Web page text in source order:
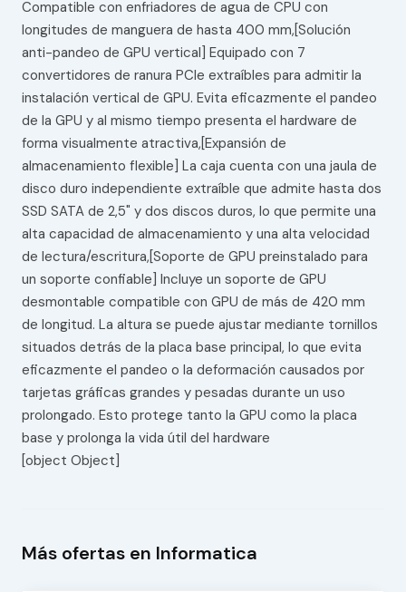
Compatible con enfriadores de agua de CPU con
longitudes de manguera de hasta 400 mm,[Solución
anti-pandeo de GPU vertical] Equipado con 7
convertidores de ranura PCIe extraíbles para admitir la
instalación vertical de GPU. Evita eficazmente el pandeo
de la GPU y al mismo tiempo presenta el hardware de
forma visualmente atractiva,[Expansión de
almacenamiento flexible] La caja cuenta con una jaula de
disco duro independiente extraíble que admite hasta dos
SSD SATA de 2,5" y dos discos duros, lo que permite una
alta capacidad de almacenamiento y una alta velocidad
de lectura/escritura,[Soporte de GPU preinstalado para
un soporte confiable] Incluye un soporte de GPU
desmontable compatible con GPU de más de 420 mm
de longitud. La altura se puede ajustar mediante tornillos
situados detrás de la placa base principal, lo que evita
eficazmente el pandeo o la deformación causados por
tarjetas gráficas grandes y pesadas durante un uso
prolongado. Esto protege tanto la GPU como la placa
base y prolonga la vida útil del hardware
[object Object]
Más ofertas en Informatica